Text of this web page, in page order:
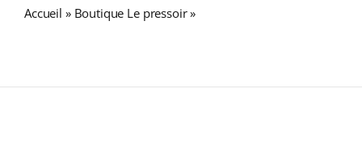
Accueil » Boutique Le pressoir»